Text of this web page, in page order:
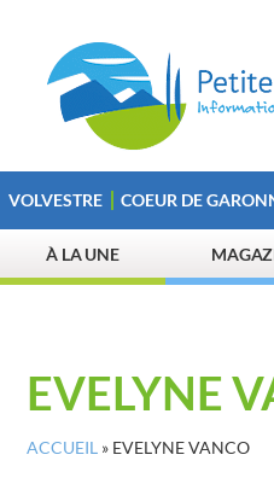
VOLVESTRE COEUR DE
À LA UNE
EVELYNE
ACCUEIL » EVELYNE VANCO